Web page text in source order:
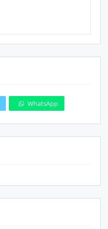
WhatsApp